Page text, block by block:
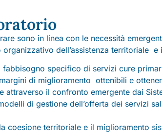
sono in linea con le necessità
dell’assistenza territoriale e
specifico di servizi cure
di miglioramento ottenibili e
attraverso il confronto emergente dai
di gestione dell’offerta dei servizi
coesione territoriale e il miglioramento